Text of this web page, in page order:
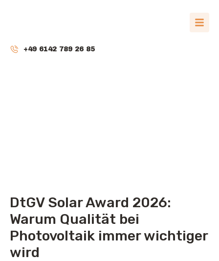
+49 6142 789 26 85
DtGV Solar Award 2026:
Warum Qualität bei
Photovoltaik immer wichtiger
wird